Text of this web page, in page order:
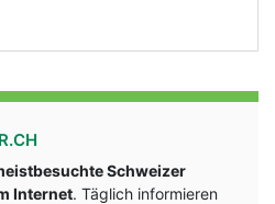
Schweizer
Internet. Täglich informieren